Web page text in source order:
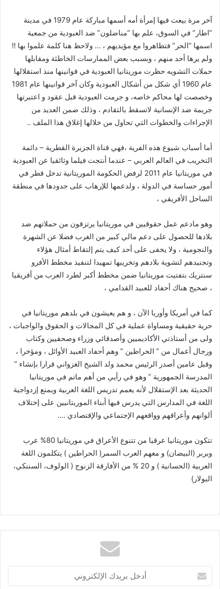
آخر مرة بيعت فيها إمرأة أمه أسمها مباركة عام 1979 في مدينة
“اطار” في السوق، علم بها “مناضلون” ضد العبودية من جمعية
اسمها “الحر” فتظاهروا مع مؤيديهم ، … ولاحظ هنا كلمة علموا بها !!
ولم يرها أحد منهم ، وبسبب بعض الممارسات الخاطئة ومقابلها
حملات التشويه حظرت موريتانيا العبودية في قوانينها منذ استقلالها
عام 1960 أي شكل من أشكال العبودية وكان آخر قوانينها عام 1981
وخصصت لها محاكم خاصه، و جرمت العبودية قبل عقود و اعتبرتها
جريمة ضد الإنسانية لاتسقط بالتقادم ، وذلك ضمن العديد من
الإجراءات والخطوات التي تحاول من خلالها إغلاق هذا الملف ..
أما أسباب شيوع هذه الفرية ،فهي قناة الجزيرة القطرية – دائمة
التخريب في العالم العربي – عندما أنتجت فيلما وثائقيا عن العبودية
في موريتانيا عام 2011 لرفض الحكومة الموريتانية تدخل قطر في
أمور حساسة في الدولة ، ولدعمها للإرهاب على حدودها في منطقة
الساحل الأفريقي ،
وهو مادعم عمل حقوقيين في موريتانيا يرتزقون من حملاتهم ضد
بلادها للحصول على دعم مالي كبير من الغرب فضلا عن الشهرة
والنجومية ، ولا يخفى على أحد كيف يتم إلتقاط أمثال هؤلاء
وتجنيدهم لتشوية بلادهم وتخريبها تمهيدا لتنفيذ مخطط الأفرو
سنتريك بتفتيت موريتانيا ضمن مخطط أكبر لطرد العرب من أفريقيا
، صحيح هناك أحفاد للعبيد القدامي ،
كما في أمريكا وأوربا الآن ، و هم يعيشون في بلدهم موريتانيا في
حرية حقيقية ومساواة عملية في كل المجالات و الحقوق والواجبات ،
ولى من أستاذتي الأكاديميين وأصدقائي وزراء وصحفيين وكتاب
ورجال أعمال من ” الحراطين ” وهم أحفاد العبيد الأوائل ، ومؤخرا ،
وقبل عامين أصدر الرئيس محمد ولد الشيخ الغزواني قرارا بإنشاء ”
المدرسة الجمهورية ” وهو في رأيي من أهم ماتم في موريتانيا
الحديثة بعد الإستقلال لأنه يعمم تدريس اللغة العربية ويمنع إزدواجية
اللغة في المدارس التي يدرس فيها أبناء الموريتانيين على إختلاف
ألوانهم وأعراقهم وواقعهم الإجتماعي والإقتصادي ….
تتكون موريتانيا عرقيا من تتنوع الأعراق في موريتانيا 80% عرب
وبربر (البيضان) و معهم العرب السمر( الحراطين ) يتكلمون اللغة
العربية (الحسانية ) و 20 % من الأفارقة الزنوج ( الولوف، السننكي،
البولار)
بريدك